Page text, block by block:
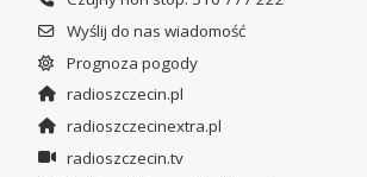
Wyślij do nas wiadomość
Prognoza pogody
radioszczecin.pl
radioszczecinextra.pl
radioszczecin.tv